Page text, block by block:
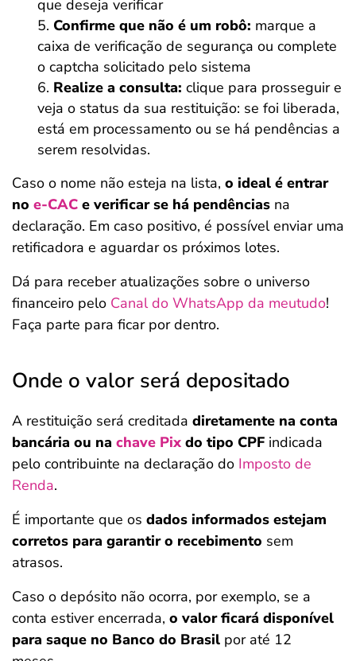
que deseja verificar
Confirme que não é um robô: marque a
caixa de verificação de segurança ou complete
o captcha solicitado pelo sistema
Realize a consulta: clique para prosseguir e
veja o status da sua restituição: se foi liberada,
está em processamento ou se há pendências a
serem resolvidas.
Caso o nome não esteja na lista, o ideal é entrar
no e-CAC e verificar se há pendências na
declaração. Em caso positivo, é possível enviar uma
retificadora e aguardar os próximos lotes.
Dá para receber atualizações sobre o universo
financeiro pelo Canal do WhatsApp da meutudo!
Faça parte para ficar por dentro.
Onde o valor será depositado
A restituição será creditada diretamente na conta
bancária ou na chave Pix do tipo CPF indicada
pelo contribuinte na declaração do Imposto de
Renda.
É importante que os dados informados estejam
corretos para garantir o recebimento sem
atrasos.
Caso o depósito não ocorra, por exemplo, se a
conta estiver encerrada, o valor ficará disponível
para saque no Banco do Brasil por até 12